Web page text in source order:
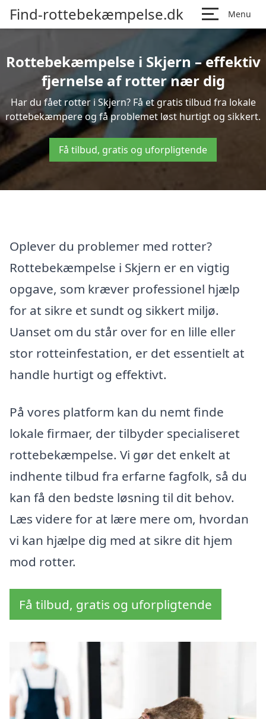
Find-rottebekæmpelse.dk Menu
Rottebekæmpelse i Skjern – effektiv
fjernelse af rotter nær dig
Har du fået rotter i Skjern? Få et gratis tilbud fra lokale
rottebekæmpere og få problemet løst hurtigt og sikkert.
Få tilbud, gratis og uforpligtende
Oplever du problemer med rotter?
Rottebekæmpelse i Skjern er en vigtig
opgave, som kræver professionel hjælp
for at sikre et sundt og sikkert miljø.
Uanset om du står over for en lille eller
stor rotteinfestation, er det essentielt at
handle hurtigt og effektivt.
På vores platform kan du nemt finde
lokale firmaer, der tilbyder specialiseret
rottebekæmpelse. Vi gør det enkelt at
indhente tilbud fra erfarne fagfolk, så du
kan få den bedste løsning til dit behov.
Læs videre for at lære mere om, hvordan
vi kan hjælpe dig med at sikre dit hjem
mod rotter.
Få tilbud, gratis og uforpligtende